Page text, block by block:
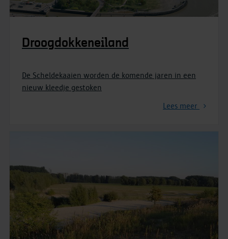
Droogdokkeneiland
De Scheldekaaien worden de komende jaren in een
nieuw kleedje gestoken
Lees meer